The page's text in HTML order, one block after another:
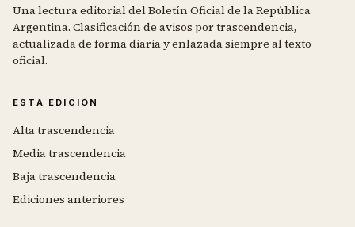
Una lectura editorial del Boletín Oficial de la República
Argentina. Clasificación de avisos por trascendencia,
actualizada de forma diaria y enlazada siempre al texto
oficial.
ESTA EDICIÓN
Alta trascendencia
Media trascendencia
Baja trascendencia
Ediciones anteriores